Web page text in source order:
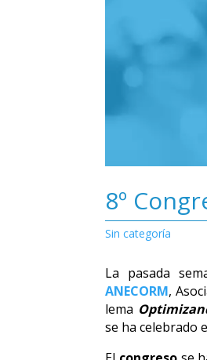
8º
Sin categoría
La pasada
ANECORM,
lema
se ha celebrado